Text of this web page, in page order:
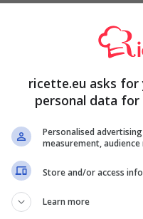
proprie ricette può
a lunga lievitazione.
altri. Per esempio:
e con un sapore
e dolci;
in quanto
Consigli e segreti
ricette.eu asks for
personal data
Personalised
measurement,
Store and/or access
Learn more